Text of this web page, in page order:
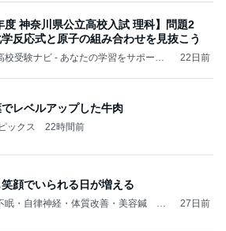
度 神奈川県公立高校入試 理科】問題2
学反応式と原子の組み合わせを見抜こう
校受験ナビ - あなたの学習をサポー
22日前
でレベルアップした牛肉
ックス 22時間前
顔でいられる日が増える
眠・自律神経・体質改善・美容鍼 女
27日前